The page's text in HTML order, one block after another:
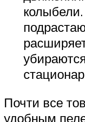
Почти все
удобным